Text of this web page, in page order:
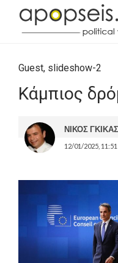
Guest, slideshow-2
Κάμπιος
ΝΙΚΟΣ ΓΚΙΚΑΣ
12/01/2025, 11:51